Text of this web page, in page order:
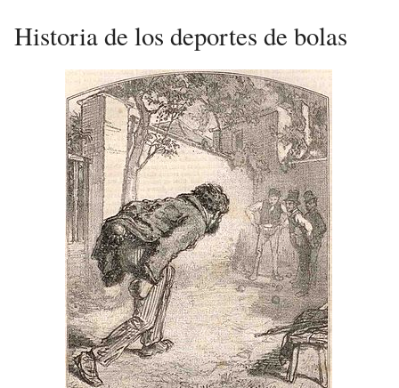
Historia de los deportes de bolas